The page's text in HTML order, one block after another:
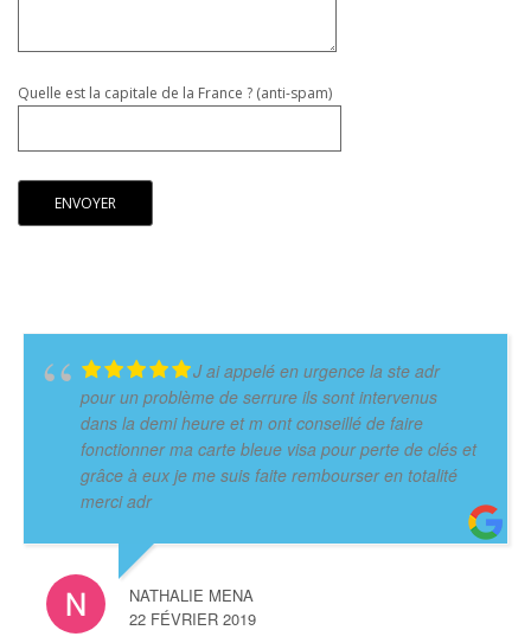
Quelle est la capitale de la France ? (anti-spam)
J ai appelé en urgence la ste adr
pour un problème de serrure ils sont intervenus
dans la demi heure et m ont conseillé de faire
fonctionner ma carte bleue visa pour perte de clés et
grâce à eux je me suis faite rembourser en totalité
merci adr
NATHALIE MENA
22 FÉVRIER 2019